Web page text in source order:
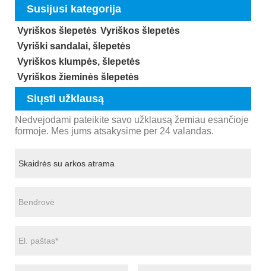
Susijusi kategorija
Vyriškos šlepetės Vyriškos šlepetės
Vyriški sandalai, šlepetės
Vyriškos klumpės, šlepetės
Vyriškos žieminės šlepetės
Siųsti užklausą
Nedvejodami pateikite savo užklausą žemiau esančioje
formoje. Mes jums atsakysime per 24 valandas.